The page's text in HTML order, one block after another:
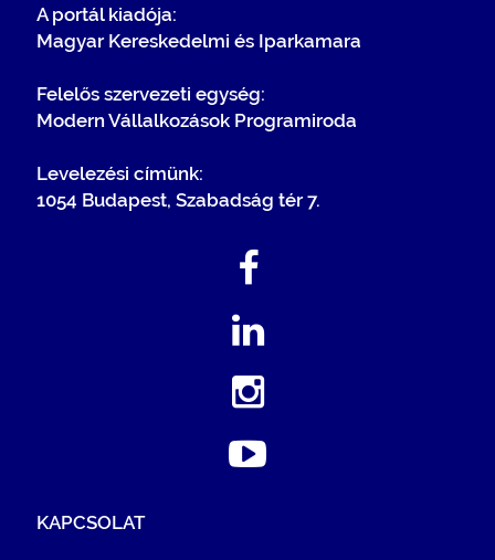
A portál kiadója:
Magyar Kereskedelmi és Iparkamara
Felelős szervezeti egység:
Modern Vállalkozások Programiroda
Levelezési címünk:
1054 Budapest, Szabadság tér 7.
KAPCSOLAT